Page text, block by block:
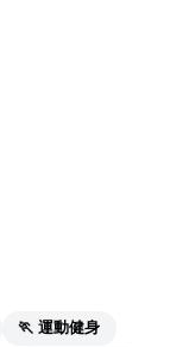
🏃 運動健身